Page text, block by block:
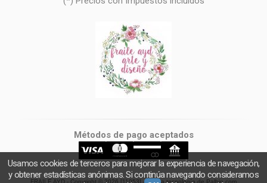
Métodos de pago aceptados
FRAILE AYD - Copyright © 2026 [11053] - Con la tecnología de Palbin.com
Usamos cookies de terceros para mejorar la experiencia de navegación,
y obtener estadísticas anónimas. Si continúa navegando consideramos